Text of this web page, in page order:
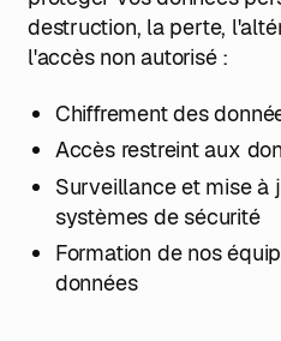
destruction, la perte,
l'accès non autorisé :
Chiffrement des
Accès restreint aux
Surveillance et mise à
systèmes de sécurité
Formation de nos
données